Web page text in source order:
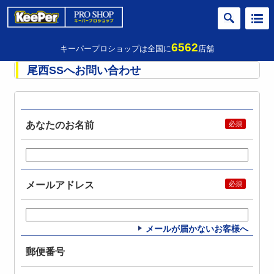
キーパープロショップは全国に6562店舗
尾西SSへお問い合わせ
あなたのお名前
メールアドレス
メールが届かないお客様へ
郵便番号